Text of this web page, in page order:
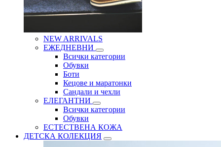
NEW ARRIVALS
ЕЖЕДНЕВНИ
Всички категории
Обувки
Боти
Кецове и маратонки
Сандали и чехли
ЕЛЕГАНТНИ
Всички категории
Обувки
ЕСТЕСТВЕНА КОЖА
ДЕТСКА КОЛЕКЦИЯ